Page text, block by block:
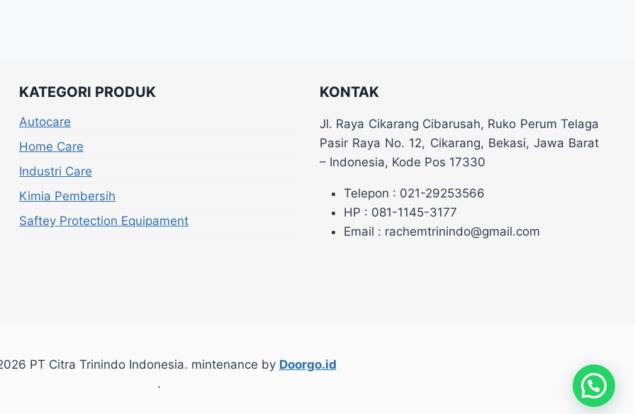
KATEGORI PRODUK
Autocare
Home Care
Industri Care
Kimia Pembersih
Saftey Protection Equipament
KONTAK
Jl. Raya Cikarang Cibarusah, Ruko Perum Telaga
Pasir Raya No. 12, Cikarang, Bekasi, Jawa Barat
– Indonesia, Kode Pos 17330
Telepon : 021-29253566
HP : 081-1145-3177
Email : rachemtrinindo@gmail.com
PT Citra Trinindo Indonesia. mintenance by Doorgo.id
.